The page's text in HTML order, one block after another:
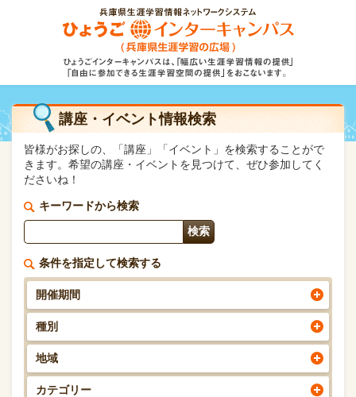
講座・イベント情報検索
皆様がお探しの、「講座」「イベント」を検索することがで
きます。希望の講座・イベントを見つけて、ぜひ参加してく
ださいね！
キーワードから検索
条件を指定して検索する
開催期間
種別
地域
カテゴリー